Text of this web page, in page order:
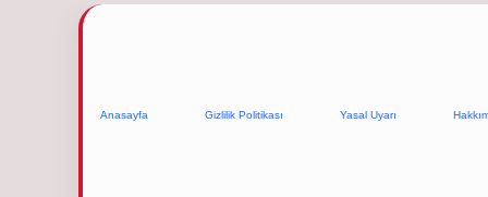
Anasayfa Gizlilik Politikası Yasal Uyarı